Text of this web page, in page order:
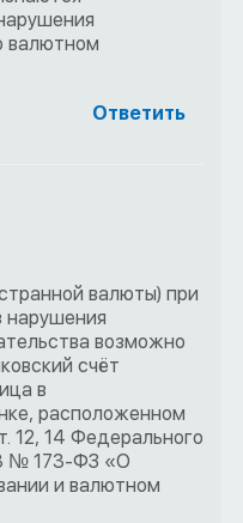
валютном
Ответить
валюты) при
нарушения
возможно
счёт
в
расположенном
12, 14 Федерального
№ 173-ФЗ «О
и валютном